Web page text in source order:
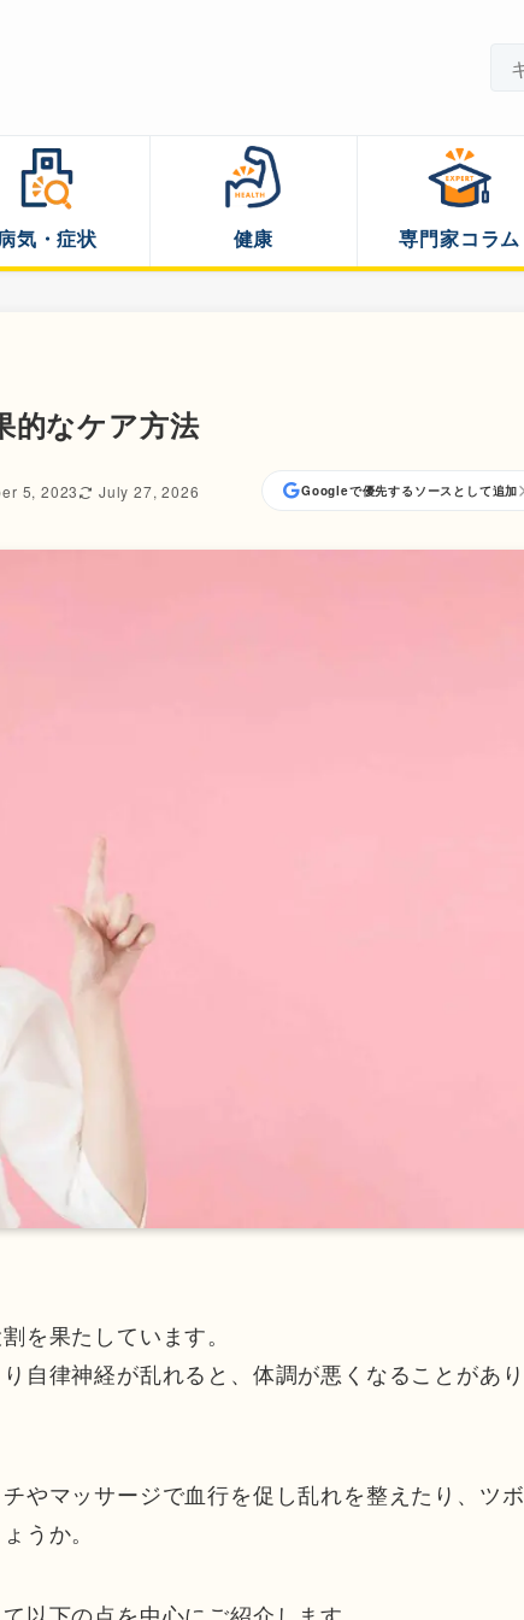
気・症状 健康 専門家コラム
的なケア方法
5, 2023 July 27, 2026 Googleで優先するソースとして追加
を果たしています。
自律神経が乱れると、体調が悪くなることがあり
やマッサージで血行を促し乱れを整えたり、ツボ
うか。